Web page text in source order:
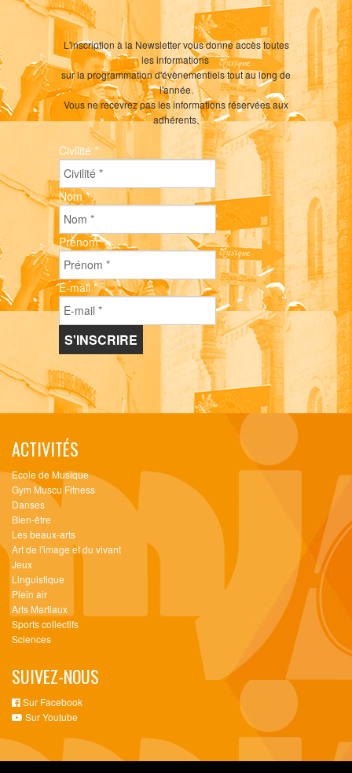
L'inscription à la Newsletter vous donne accès toutes
les informations
sur la programmation d'évènementiels tout au long de
l'année.
Vous ne recevrez pas les informations réservées aux
adhérents.
Civilité *
Nom*
Prénom*
E-mail*
ACTIVITÉS
Ecole de Musique
Gym Muscu Fitness
Danses
Bien-être
Les beaux-arts
Art de l'image et du vivant
Jeux
Linguistique
Plein air
Arts Martiaux
Sports collectifs
Sciences
SUIVEZ-NOUS
Sur Facebook
Sur Youtube